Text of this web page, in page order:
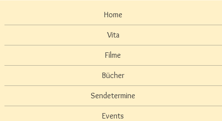
Home
Vita
Filme
Bücher
Sendetermine
Events